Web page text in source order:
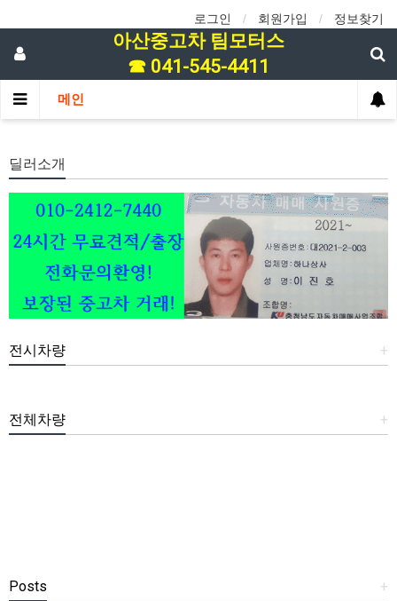
로그인 회원가입 정보찾기
아산중고차 팀모터스
☎ 041-545-4411
메인
딜러소개
+
전시차량
+
전체차량
+
Posts